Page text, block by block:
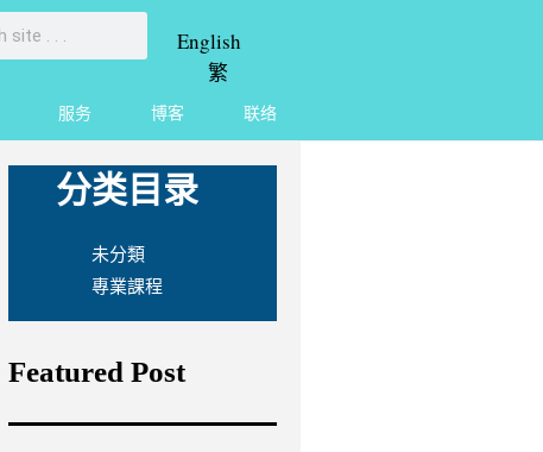
English
繁
服务 博客 联络
分类目录
未分類
專業課程
Featured Post